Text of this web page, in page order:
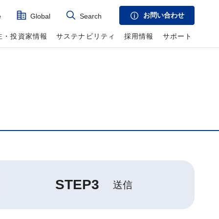
Global Search お問い合わせ
・投資家情報 サステナビリティ 採用情報 サポート
STEP3 送信